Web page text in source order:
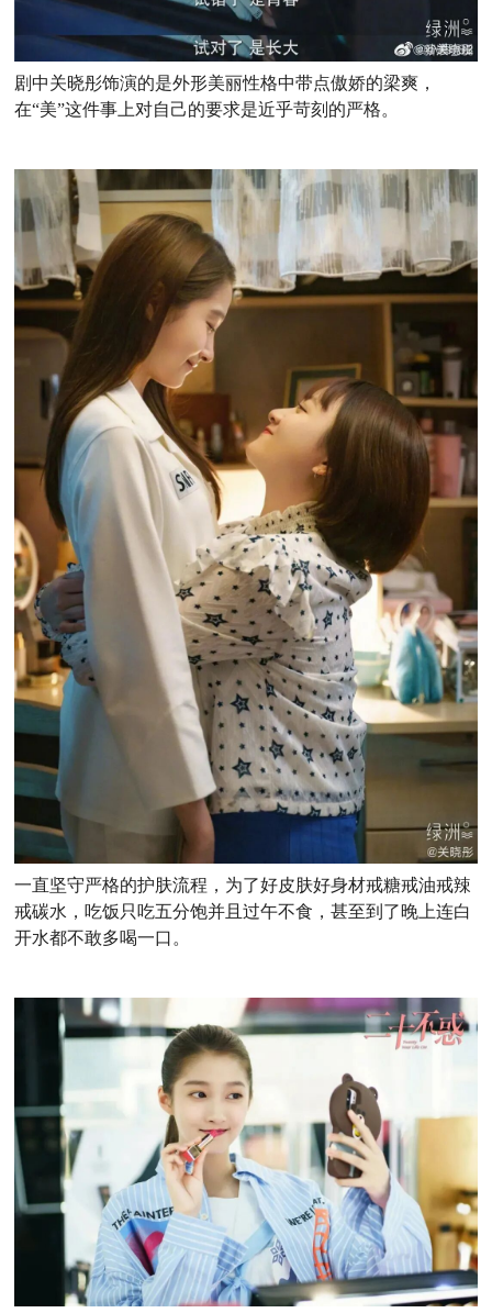
剧中关晓彤饰演的是外形美丽性格中带点傲娇的梁爽，
在“美”这件事上对自己的要求是近乎苛刻的严格。
一直坚守严格的护肤流程，为了好皮肤好身材戒糖戒油戒辣
戒碳水，吃饭只吃五分饱并且过午不食，甚至到了晚上连白
开水都不敢多喝一口。